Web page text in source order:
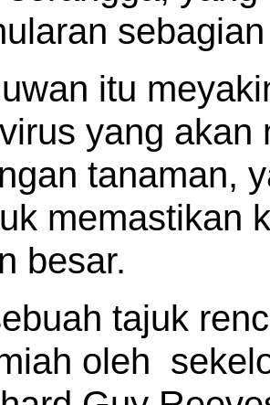
itu
yang akan
tanaman,
memastikan
besar.
tajuk
oleh